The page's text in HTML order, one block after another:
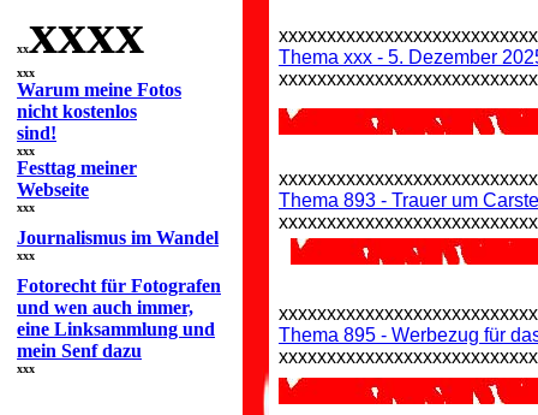
xxxxxx
xxx
Warum meine Fotos
nicht kostenlos
sind!
xxx
Festtag meiner
Webseite
xxx
Journalismus im Wandel
xxx
Fotorecht für Fotografen
und wen auch immer,
eine Linksammlung und
mein Senf dazu
xxx
Thema xxx - 5. Dezember
Thema 893 - Trauer um
Thema 895 - Werbezug für